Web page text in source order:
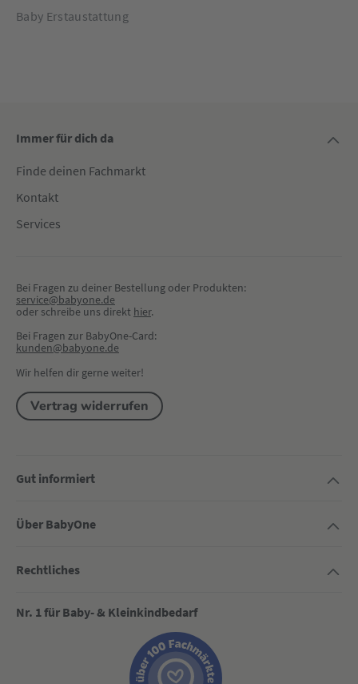
echten Schnäppchen – insbesondere in Kombination mit
Baby Erstaustattung
Immer für dich da
Finde deinen Fachmarkt
Kontakt
Services
Bei Fragen zu deiner Bestellung oder Produkten:
service@babyone.de
oder schreibe uns direkt hier.
Bei Fragen zur BabyOne-Card:
kunden@babyone.de
Wir helfen dir gerne weiter!
Vertrag widerrufen
Gut informiert
Über BabyOne
Rechtliches
Nr. 1 für Baby- & Kleinkindbedarf